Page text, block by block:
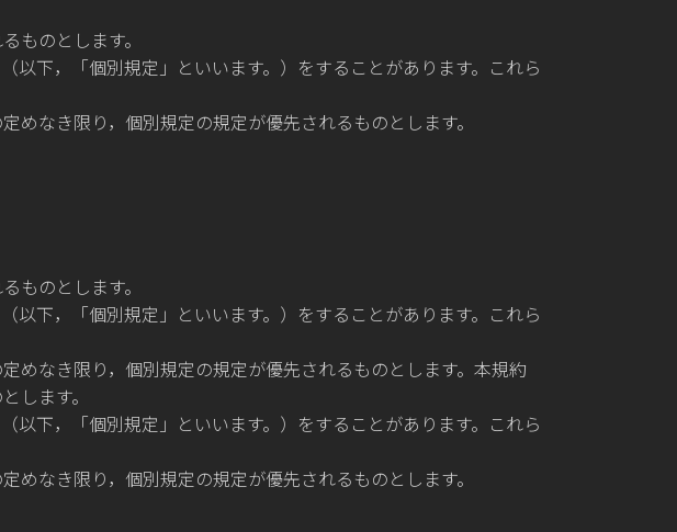
ものとします。
下，「個別規定」といいます。）をすることがあります。これら
なき限り，個別規定の規定が優先されるものとします。
ものとします。
下，「個別規定」といいます。）をすることがあります。これら
めなき限り，個別規定の規定が優先されるものとします。本規約
します。
下，「個別規定」といいます。）をすることがあります。これら
なき限り，個別規定の規定が優先されるものとします。